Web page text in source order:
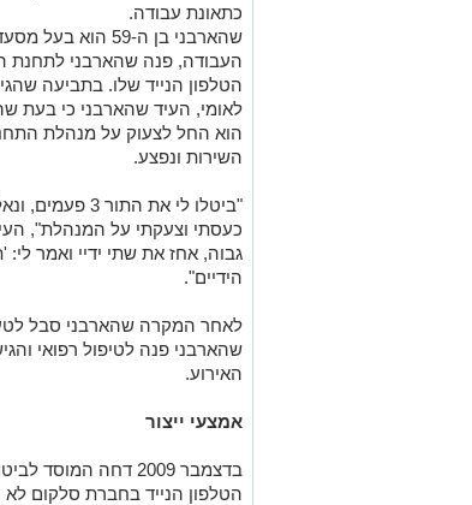
כתאונת עבודה.
העבודה, פנה שהארבני לתחנת
הטלפון הנייד שלו. בתביעה
לאומי, העיד שהארבני כי בעת
הוא החל לצעוק על מנהלת
השירות ונפצע.
"ביטלו לי את
כעסתי וצעקתי על המנהלת",
גבוה, אחז את שתי ידיי ואמר
הידיים".
לאחר המקרה שהארבני סבל
שהארבני פנה לטיפול רפואי
האירוע.
אמצעי ייצור
בדצמבר 2009 דחה
הטלפון הנייד בחברת סלקום